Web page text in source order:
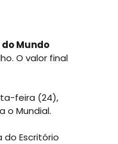
do Mundo
O valor final
feira (24),
o Mundial.
Escritório